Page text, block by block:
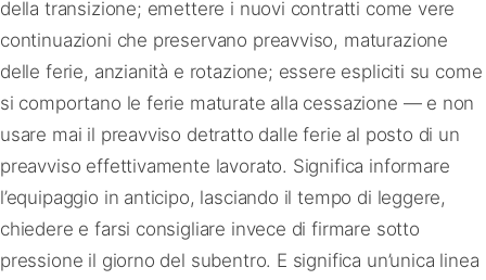
della transizione; emettere i nuovi contratti come vere
continuazioni che preservano preavviso, maturazione
delle ferie, anzianità e rotazione; essere espliciti su come
si comportano le ferie maturate alla cessazione — e non
usare mai il preavviso detratto dalle ferie al posto di un
preavviso effettivamente lavorato. Significa informare
l’equipaggio in anticipo, lasciando il tempo di leggere,
chiedere e farsi consigliare invece di firmare sotto
pressione il giorno del subentro. E significa un’unica linea